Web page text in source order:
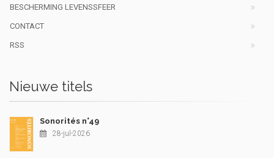
BESCHERMING LEVENSSFEER
CONTACT
RSS
Nieuwe titels
Sonorités n°49
28-jul-2026